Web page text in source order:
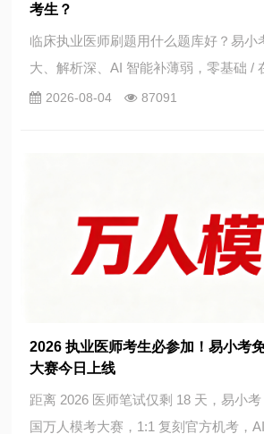
考生？
临床执业医师刷题用什么题库好？易小
大、解析深、AI 智能补薄弱，零基础 /
适合，一文看懂是否适合你。
2026-08-04 87091
2026 执业医师考生必参加！易小考
大赛今日上线
距离 2026 医师笔试仅剩 18 天，易小
国万人模考大赛，1:1 复刻官方机考，